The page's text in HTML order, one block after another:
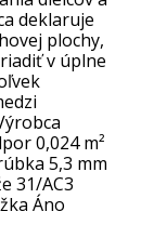
deklaruje
plochy,
v úplne
0,024 m²
5,3 mm
31/AC3
Áno